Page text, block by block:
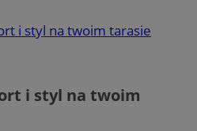
i styl na twoim tarasie
i styl na twoim